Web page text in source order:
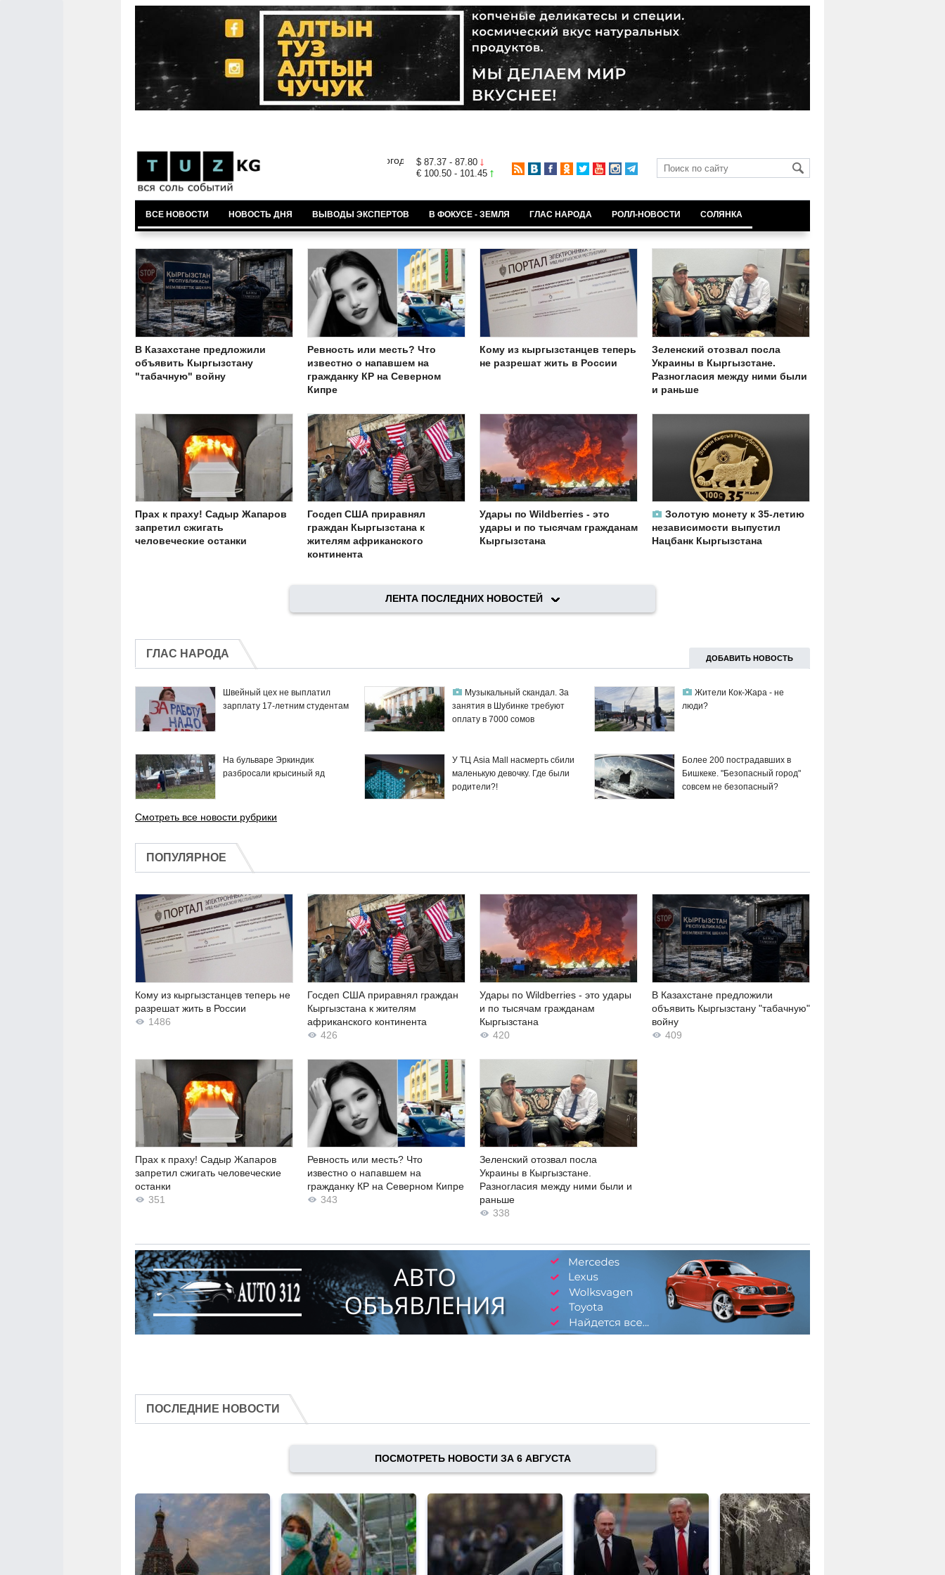
$ 87.37 - 87.80
€ 100.50 - 101.45
ВСЕ НОВОСТИ НОВОСТЬ ДНЯ ВЫВОДЫ ЭКСПЕРТОВ В ФОКУСЕ - ЗЕМЛЯ ГЛАС НАРОДА РОЛЛ-НОВОСТИ СОЛЯНКА
В Казахстане предложили
объявить Кыргызстану
"табачную" войну
Ревность или месть? Что
известно о напавшем на
гражданку КР на Северном
Кипре
Кому из кыргызстанцев теперь
не разрешат жить в России
Зеленский отозвал посла
Украины в Кыргызстане.
Разногласия между ними были
и раньше
Прах к праху! Садыр Жапаров
запретил сжигать
человеческие останки
Госдеп США приравнял
граждан Кыргызстана к
жителям африканского
континента
Удары по Wildberries - это
удары и по тысячам гражданам
Кыргызстана
Золотую монету к 35-летию
независимости выпустил
Нацбанк Кыргызстана
ЛЕНТА ПОСЛЕДНИХ НОВОСТЕЙ
ГЛАС НАРОДА ДОБАВИТЬ НОВОСТЬ
Швейный цех не выплатил
зарплату 17-летним студентам
Музыкальный скандал. За
занятия в Шубинке требуют
оплату в 7000 сомов
Жители Кок-Жара - не
люди?
На бульваре Эркиндик
разбросали крысиный яд
У ТЦ Asia Mall насмерть сбили
маленькую девочку. Где были
родители?!
Более 200 пострадавших в
Бишкеке. "Безопасный город"
совсем не безопасный?
Смотреть все новости рубрики
ПОПУЛЯРНОЕ
Кому из кыргызстанцев теперь не
разрешат жить в России
1486
Госдеп США приравнял граждан
Кыргызстана к жителям
африканского континента
426
Удары по Wildberries - это удары
и по тысячам гражданам
Кыргызстана
420
В Казахстане предложили
объявить Кыргызстану "табачную"
войну
409
Прах к праху! Садыр Жапаров
запретил сжигать человеческие
останки
351
Ревность или месть? Что
известно о напавшем на
гражданку КР на Северном Кипре
343
Зеленский отозвал посла
Украины в Кыргызстане.
Разногласия между ними были и
раньше
338
ПОСЛЕДНИЕ НОВОСТИ
ПОСМОТРЕТЬ НОВОСТИ ЗА 6 АВГУСТА